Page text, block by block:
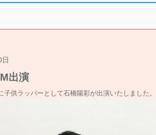
出演
子供ラッパーとして石橋陽彩が出演いたしました。